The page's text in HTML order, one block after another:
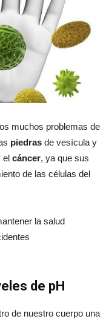
muchos problemas de
piedras de vesícula y
el cáncer, ya que sus
de las células del
la salud
de pH
de nuestro cuerpo una